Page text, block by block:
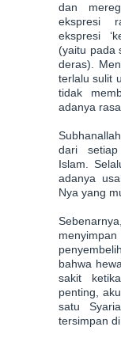
dan
ekspresi
ekspresi
(yaitu pada
deras).
terlalu sulit
tidak
adanya
dari setiap
Islam.
adanya
Nya yang
bahwa
sakit
penting,
satu
tersimpan